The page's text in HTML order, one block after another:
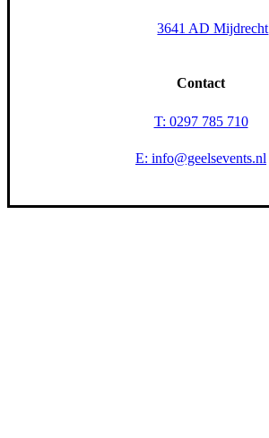
3641 AD Mijdrecht
Contact
T: 0297 785 710
E: info@geelsevents.nl